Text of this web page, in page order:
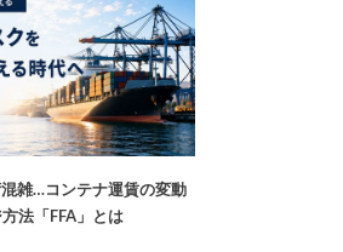
雑…コンテナ運賃の変動
法「FFA」とは